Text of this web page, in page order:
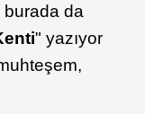
burada da
" yazıyor